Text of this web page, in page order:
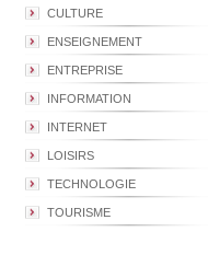
CULTURE
ENSEIGNEMENT
ENTREPRISE
INFORMATION
INTERNET
LOISIRS
TECHNOLOGIE
TOURISME